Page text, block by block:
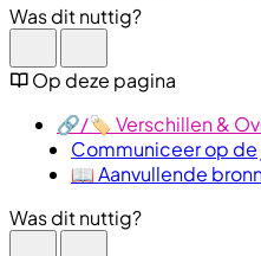
Was dit nuttig?
Op deze pagina
🔗​/🏷️ Verschillen &
Communiceer op
📖 Aanvullende
Was dit nuttig?